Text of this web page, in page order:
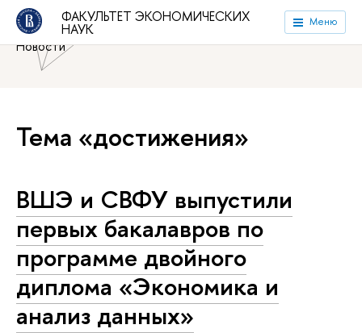
ФАКУЛЬТЕТ ЭКОНОМИЧЕСКИХ
НАУК Меню
Национальный исследовательский университет «Высшая
школа экономики»
Факультет экономических наук
Новости
Тема «достижения»
ВШЭ и СВФУ выпустили
первых бакалавров по
программе двойного
диплома «Экономика и
анализ данных»